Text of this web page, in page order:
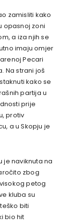
zamisliti kako
opasnoj zoni
a iza njih se
imaju omjer
Pecari
Na strani još
kako se
partija u
prije
protiv
a u Skopju je
je naviknuta na
zbog
petog
kluba su
biti
bio hit